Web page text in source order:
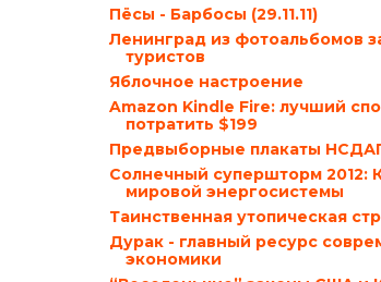
Пёсы - Барбосы (29.11.11)
Ленинград из фотоальбомов
туристов
Яблочное настроение
Amazon Kindle Fire: лучший
потратить $199
Предвыборные плакаты
Солнечный супершторм 2012:
мировой энергосистемы
Таинственная утопическая
Дурак - главный ресурс
экономики